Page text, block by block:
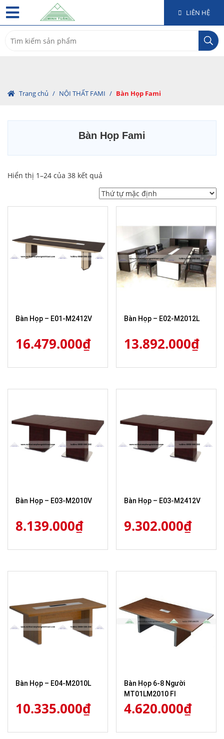
LIÊN HỆ
for:
Trang chủ / NỘI THẤT FAMI / Bàn Họp Fami
Bàn Họp Fami
Hiển thị 1–24 của 38 kết quả
Bàn Họp – E01-M2412V
16.479.000₫
Bàn Họp – E02-M2012L
13.892.000₫
Bàn Họp – E03-M2010V
8.139.000₫
Bàn Họp – E03-M2412V
9.302.000₫
Bàn Họp – E04-M2010L
10.335.000₫
Bàn Họp 6-8 Người
MT01LM2010 FI
4.620.000₫